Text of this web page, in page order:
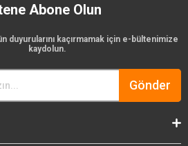
Abone Olun
duyurularını kaçırmamak için e-bültenimize
kaydolun.
Gönder